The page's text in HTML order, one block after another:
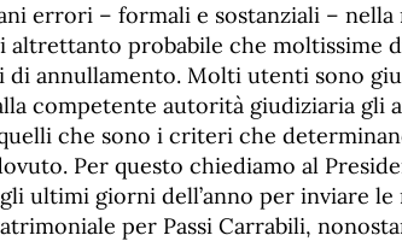
errori – formali e sostanziali –
probabile che moltissime
di annullamento. Molti utenti sono
competente autorità giudiziaria gli
che sono i criteri che
Per questo chiediamo al
ultimi giorni dell’anno per inviare
per Passi Carrabili,